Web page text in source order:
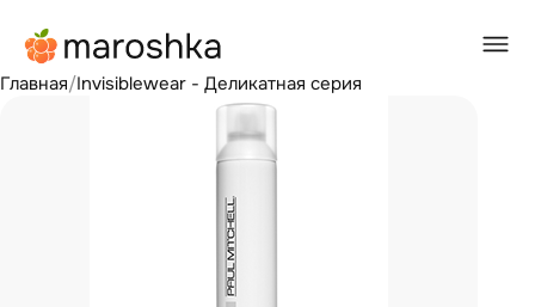
Главная/Invisiblewear - Деликатная серия